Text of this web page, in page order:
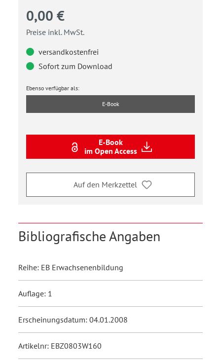
0,00 €
Preise inkl. MwSt.
versandkostenfrei
Sofort zum Download
Ebenso verfügbar als:
E-Book
E-Book
im Open Access
Auf den Merkzettel
Bibliografische Angaben
Reihe: EB Erwachsenenbildung
Auflage: 1
Erscheinungsdatum: 04.01.2008
Artikelnr: EBZ0803W160